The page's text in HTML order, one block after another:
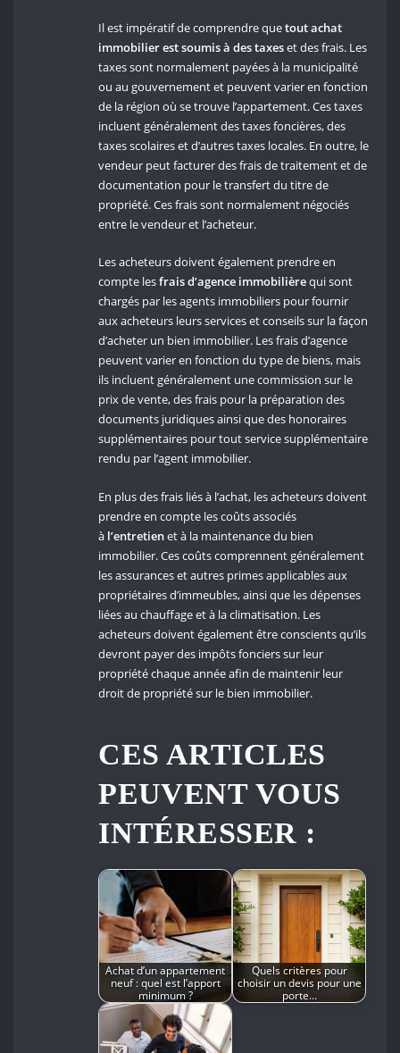
Il est impératif de comprendre quetout achat
immobilier est soumis à des taxeset des frais. Les
taxes sont normalement payées à la municipalité
ou au gouvernement et peuvent varier en fonction
de la région où se trouve l’appartement. Ces taxes
incluent généralement des taxes foncières, des
taxes scolaires et d’autres taxes locales. En outre, le
vendeur peut facturer des frais de traitement et de
documentation pour le transfert du titre de
propriété. Ces frais sont normalement négociés
entre le vendeur et l’acheteur.
Les acheteurs doivent également prendre en
compte lesfrais d’agence immobilièrequi sont
chargés par les agents immobiliers pour fournir
aux acheteurs leurs services et conseils sur la façon
d’acheter un bien immobilier. Les frais d’agence
peuvent varier en fonction du type de biens, mais
ils incluent généralement une commission sur le
prix de vente, des frais pour la préparation des
documents juridiques ainsi que des honoraires
supplémentaires pour tout service supplémentaire
rendu par l’agent immobilier.
En plus des frais liés à l’achat, les acheteurs doivent
prendre en compte les coûts associés
à l’entretienet à la maintenance du bien
immobilier. Ces coûts comprennent généralement
les assurances et autres primes applicables aux
propriétaires d’immeubles, ainsi que les dépenses
liées au chauffage et à la climatisation. Les
acheteurs doivent également être conscients qu’ils
devront payer des impôts fonciers sur leur
propriété chaque année afin de maintenir leur
droit de propriété sur le bien immobilier.
CES ARTICLES
PEUVENT VOUS
INTÉRESSER :
Achat d’un appartement
neuf : quel est l’apport
minimum ?
Quels critères pour
choisir un devis pour une
porte…